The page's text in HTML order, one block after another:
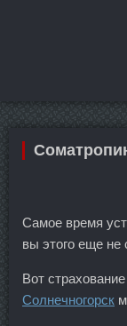
Самое время
вы этого еще не
Вот
Солнечногорск